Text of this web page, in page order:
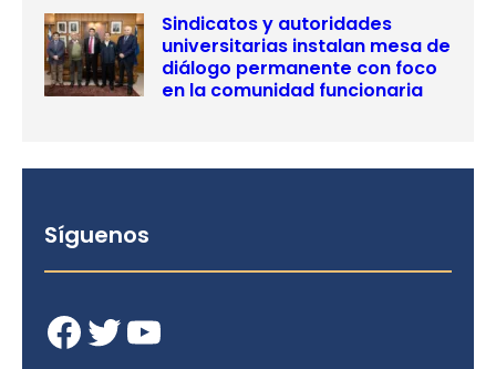
Sindicatos y autoridades
universitarias instalan mesa de
diálogo permanente con foco
en la comunidad funcionaria
Síguenos
Facebook Twitter YouTube